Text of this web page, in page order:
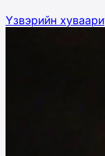
Үзвэрийн